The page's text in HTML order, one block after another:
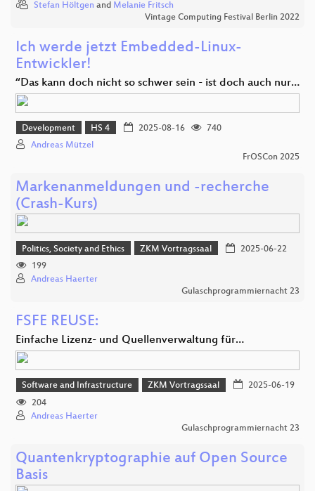
Stefan Höltgen and Melanie Fritsch
Vintage Computing Festival Berlin 2022
Ich werde jetzt Embedded-Linux-
Entwickler!
“Das kann doch nicht so schwer sein - ist doch auch nur…
Development HS 4 2025-08-16
740
Andreas Mützel
FrOSCon 2025
Markenanmeldungen und -recherche
(Crash-Kurs)
Politics, Society and Ethics ZKM Vortragssaal
2025-06-22
199
Andreas Haerter
Gulaschprogrammiernacht 23
FSFE REUSE:
Einfache Lizenz- und Quellenverwaltung für…
Software and Infrastructure ZKM Vortragssaal
2025-06-19
204
Andreas Haerter
Gulaschprogrammiernacht 23
Quantenkryptographie auf Open Source
Basis